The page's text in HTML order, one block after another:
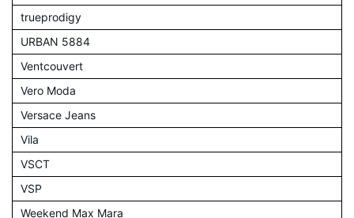
trueprodigy
URBAN 5884
Ventcouvert
Vero Moda
Versace Jeans
Vila
VSCT
VSP
Weekend Max Mara